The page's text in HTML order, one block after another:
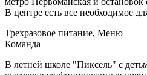
В центре есть все необходимое
Трехразовое питание, Меню
Команда
В летней школе "Пиксель" с